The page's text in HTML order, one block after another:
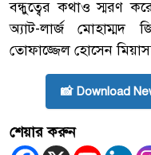
বন্ধুত্বের কথাও স্মরণ
অ্যাট-লার্জ
তোফাজ্জেল হোসেন
📸 Download
শেয়ার করুন